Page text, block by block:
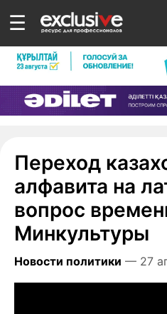
☰
Переход
алфавита на
вопрос
Минкультуры
Новости политики — 27